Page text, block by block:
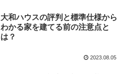
大和ハウスの評判と標準仕様から
わかる家を建てる前の注意点と
は？
2023.08.05